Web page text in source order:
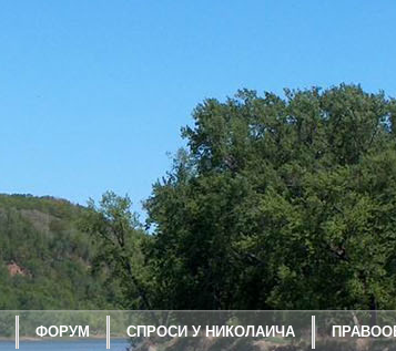
ФОРУМ СПРОСИ У НИКОЛАИЧА